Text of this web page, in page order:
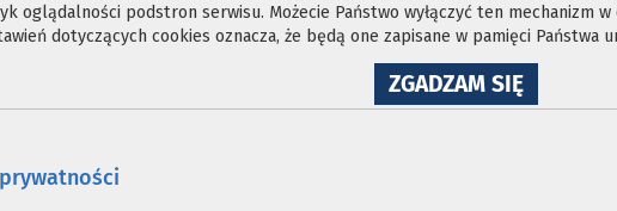
oglądalności podstron serwisu. Możecie Państwo wyłączyć ten mechanizm
dotyczących cookies oznacza, że będą one zapisane w pamięci Państwa
ZGADZAM SIĘNA